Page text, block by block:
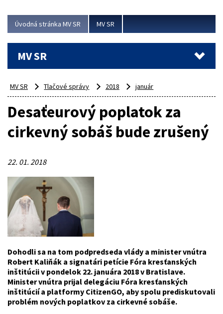
Úvodná stránka MV SR MV SR
MV SR
MV SR Tlačové správy 2018 január
Desaťeurový poplatok za
cirkevný sobáš bude zrušený
22. 01. 2018
Dohodli sa na tom podpredseda vlády a minister vnútra
Robert Kaliňák a signatári petície Fóra kresťanských
inštitúcii v pondelok 22. januára 2018 v Bratislave.
Minister vnútra prijal delegáciu Fóra kresťanských
inštitúcií a platformy CitizenGO, aby spolu prediskutovali
problém nových poplatkov za cirkevné sobáše.